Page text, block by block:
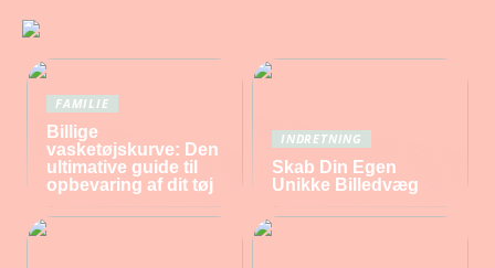
FAMILIE
Billige
vasketøjskurve: Den
ultimative guide til
opbevaring af dit tøj
INDRETNING
Skab Din Egen
Unikke Billedvæg